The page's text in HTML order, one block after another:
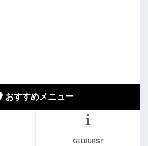
おすすめメニュー
GELBURST